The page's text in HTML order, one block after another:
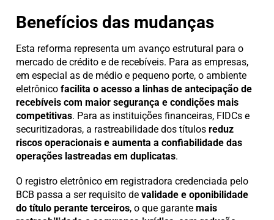
Benefícios das mudanças
Esta reforma representa um avanço estrutural para o
mercado de crédito e de recebíveis. Para as empresas,
em especial as de médio e pequeno porte, o ambiente
eletrônico facilita o acesso a linhas de antecipação de
recebíveis com maior segurança e condições mais
competitivas. Para as instituições financeiras, FIDCs e
securitizadoras, a rastreabilidade dos títulos reduz
riscos operacionais e aumenta a confiabilidade das
operações lastreadas em duplicatas.
O registro eletrônico em registradora credenciada pelo
BCB passa a ser requisito de validade e oponibilidade
do título perante terceiros, o que garante mais